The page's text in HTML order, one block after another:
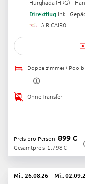
Hurghada (HRG) -
Direktflug Inkl.
AIR CAIRO
Doppelzimmer /
Ohne Transfer
Preis pro Person 899€
Gesamtpreis 1.798 €
Mi., 26.08.26 – Mi.,